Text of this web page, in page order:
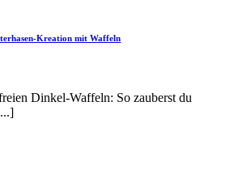
Kreation mit Waffeln
Dinkel-Waffeln: So zauberst du